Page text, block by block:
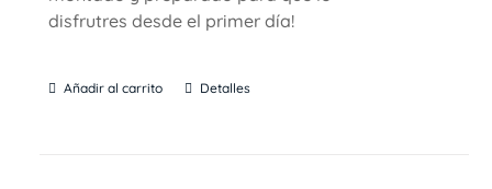
disfrutres desde el primer día!
Añadir al carrito Detalles